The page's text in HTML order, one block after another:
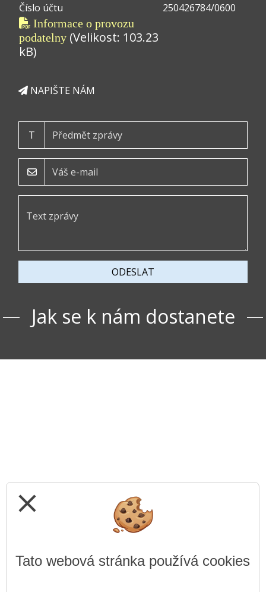
Číslo účtu
250426784/0600
Informace o provozu
podatelny (Velikost: 103.23
kB)
NAPIŠTE NÁM
T
ODESLAT
Jak se k nám dostanete
close
Tato webová stránka používá cookies